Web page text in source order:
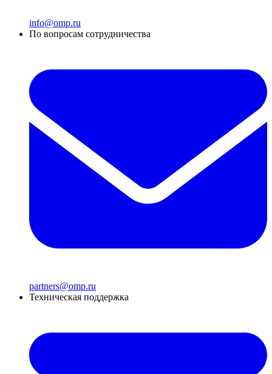
info@omp.ru
По вопросам сотрудничества
partners@omp.ru
Техническая поддержка